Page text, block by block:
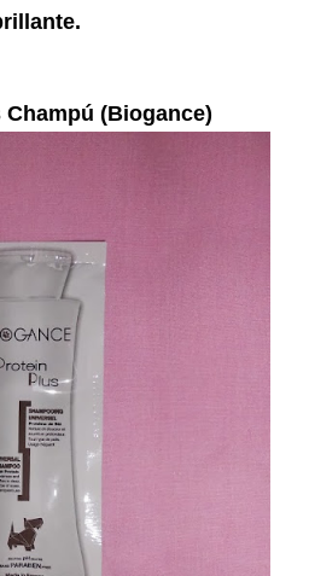
(Biogance)